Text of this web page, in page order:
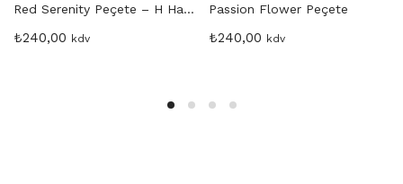
Red Serenity Peçete – H Harfi
₺240,00 kdv
Passion Flower Peçete
₺240,00 kdv